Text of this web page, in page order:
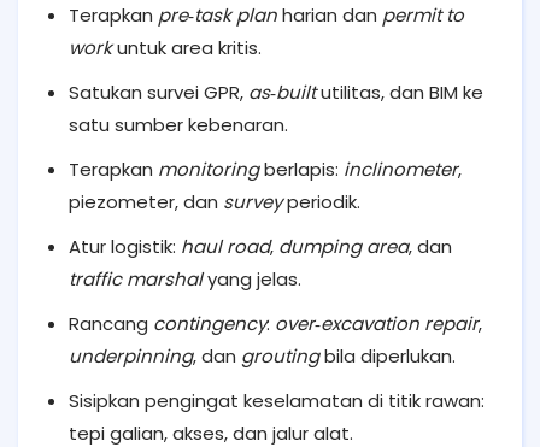
Terapkan pre‑task planharian dan permit to
workuntuk area kritis.
Satukan survei GPR, as‑builtutilitas, dan BIM ke
satu sumber kebenaran.
Terapkan monitoringberlapis: inclinometer,
piezometer, dan surveyperiodik.
Atur logistik: haul road, dumping area, dan
traffic marshalyang jelas.
Rancang contingency: over‑excavation repair,
underpinning, dan groutingbila diperlukan.
Sisipkan pengingat keselamatan di titik rawan:
tepi galian, akses, dan jalur alat.